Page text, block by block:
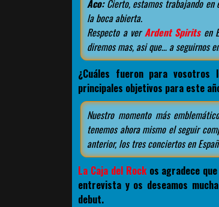
Aco:Cierto, estamos trabajando en
la boca abierta.
Respecto a verArdent Spiritsen
diremos mas, asi que… a seguirnos
¿Cuáles fueron para vosotros
principales objetivos para este
Nuestro momento más
tenemos ahora mismo el seguir
anterior, los tres conciertos en
La Caja del Rockos agradece
entrevista y os deseamos
debut.